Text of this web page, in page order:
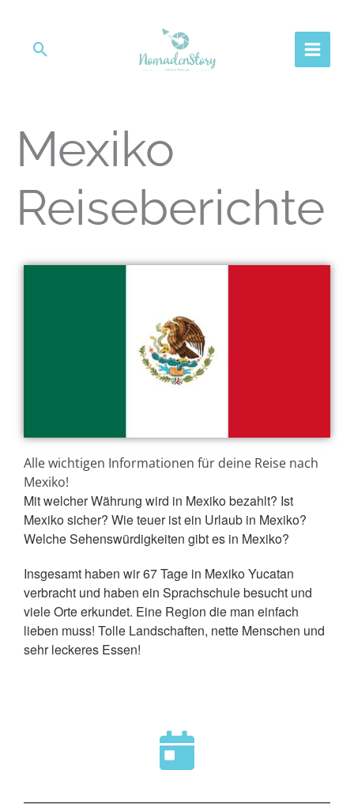
springenSuchen
Mexiko
Reiseberichte
Alle wichtigen Informationen für deine Reise nach
Mexiko!
Mit welcher Währung wird in Mexiko bezahlt? Ist
Mexiko sicher? Wie teuer ist ein Urlaub in Mexiko?
Welche Sehenswürdigkeiten gibt es in Mexiko?
Insgesamt haben wir 67 Tage in Mexiko Yucatan
verbracht und haben ein Sprachschule besucht und
viele Orte erkundet. Eine Region die man einfach
lieben muss! Tolle Landschaften, nette Menschen und
sehr leckeres Essen!